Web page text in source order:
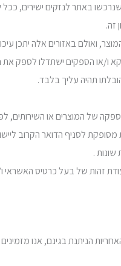
באתר לנזקים ישירים,
ו/או הספקים ישתדלו לספק
של המוצרים או
לסניף הדואר הקרוב
.
הניתנת בגינם, אנו